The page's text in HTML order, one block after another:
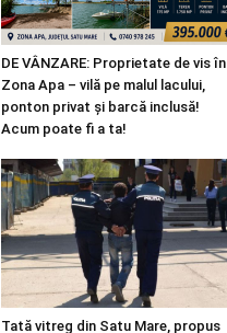
DE VÂNZARE: Proprietate de vis în
Zona Apa – vilă pe malul lacului,
ponton privat și barcă inclusă!
Acum poate fi a ta!
Tată vitreg din Satu Mare, propus